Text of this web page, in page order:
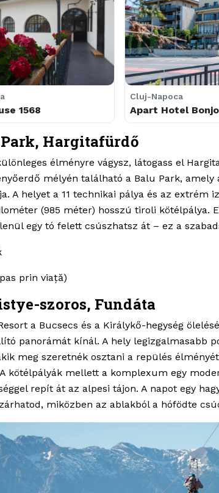
1568
Cluj-Napoca
Apart Hotel
Anterior
Hargitafürdő
élményre vágysz, látogass el
mélyén található a Balu Park, amely
A helyet a 11 technikai pálya és az
(985 méter) hosszú tiroli kötélpálya.
egy tó felett csúszhatsz át – ez a
prin viață)
szoros, Fundáta
a Bucsecs és a Királykő-hegység
panorámát kínál. A hely legizgalmasabb
meg szeretnék osztani a repülés
kötélpályák mellett a komplexum egy
repít át az alpesi tájon. A napot egy
miközben az ablakból a hófödte